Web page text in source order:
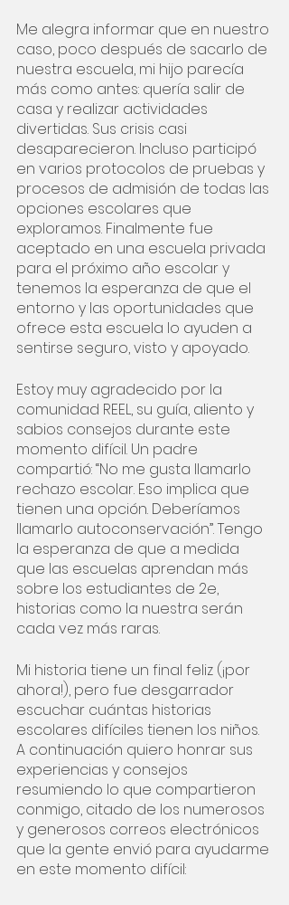
Me alegra informar que en nuestro
caso, poco después de sacarlo de
nuestra escuela, mi hijo parecía
más como antes: quería salir de
casa y realizar actividades
divertidas. Sus crisis casi
desaparecieron. Incluso participó
en varios protocolos de pruebas y
procesos de admisión de todas las
opciones escolares que
exploramos. Finalmente fue
aceptado en una escuela privada
para el próximo año escolar y
tenemos la esperanza de que el
entorno y las oportunidades que
ofrece esta escuela lo ayuden a
sentirse seguro, visto y apoyado.
Estoy muy agradecido por la
comunidad REEL, su guía, aliento y
sabios consejos durante este
momento difícil. Un padre
compartió: “No me gusta llamarlo
rechazo escolar. Eso implica que
tienen una opción. Deberíamos
llamarlo autoconservación”. Tengo
la esperanza de que a medida
que las escuelas aprendan más
sobre los estudiantes de 2e,
historias como la nuestra serán
cada vez más raras.
Mi historia tiene un final feliz (¡por
ahora!), pero fue desgarrador
escuchar cuántas historias
escolares difíciles tienen los niños.
A continuación quiero honrar sus
experiencias y consejos
resumiendo lo que compartieron
conmigo, citado de los numerosos
y generosos correos electrónicos
que la gente envió para ayudarme
en este momento difícil: